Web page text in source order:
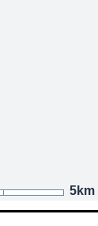
5km